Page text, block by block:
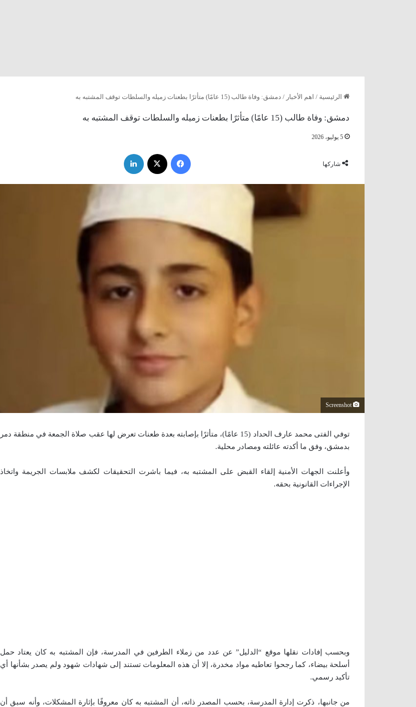
الرئيسية / اهم الأخبار / دمشق: وفاة طالب (15 عامًا) متأثرًا بطعنات زميله والسلطات توقف المشتبه به
دمشق: وفاة طالب (15 عامًا) متأثرًا بطعنات زميله والسلطات توقف المشتبه به
5 يوليو، 2026
شاركها
فيسبوك
Screenshot
توفي الفتى محمد عارف الحداد (15 عامًا)، متأثرًا بإصابته بعدة طعنات تعرض لها عقب صلاة الجمعة في منطقة دمر
بدمشق، وفق ما أكدته عائلته ومصادر محلية.
وأعلنت الجهات الأمنية إلقاء القبض على المشتبه به، فيما باشرت التحقيقات لكشف ملابسات الجريمة واتخاذ
الإجراءات القانونية بحقه.
وبحسب إفادات نقلها موقع “الدليل” عن عدد من زملاء الطرفين في المدرسة، فإن المشتبه به كان يعتاد حمل
أسلحة بيضاء، كما رجحوا تعاطيه مواد مخدرة، إلا أن هذه المعلومات تستند إلى شهادات شهود ولم يصدر بشأنها أي
تأكيد رسمي.
من جانبها، ذكرت إدارة المدرسة، بحسب المصدر ذاته، أن المشتبه به كان معروفًا بإثارة المشكلات، وأنه سبق أن